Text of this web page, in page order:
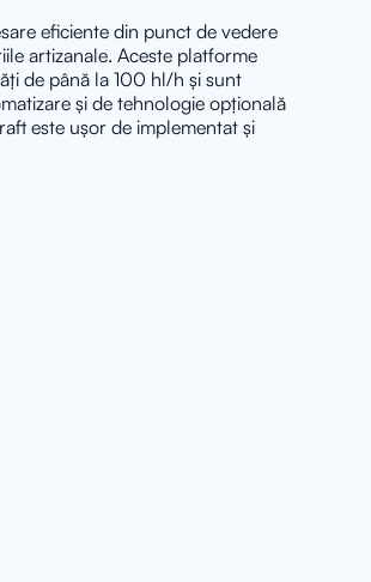
eficiente din punct de vedere
artizanale. Aceste platforme
de până la 100 hl/h și sunt
și de tehnologie opțională
este ușor de implementat și